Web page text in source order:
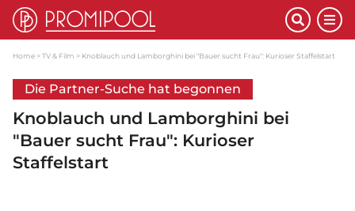
Home TV & Film Knoblauch und Lamborghini bei "Bauer sucht Frau": Kurioser Staffelstart
Die Partner-Suche hat begonnen
Knoblauch und Lamborghini bei
"Bauer sucht Frau": Kurioser
Staffelstart